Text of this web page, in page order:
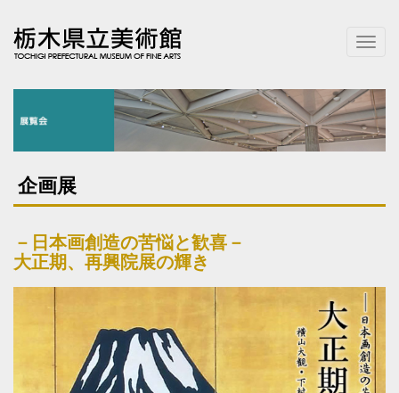
T
g
l
e
n
i
o
n
企画展
－日本画創造の苦悩と歓喜－
大正期、再興院展の輝き